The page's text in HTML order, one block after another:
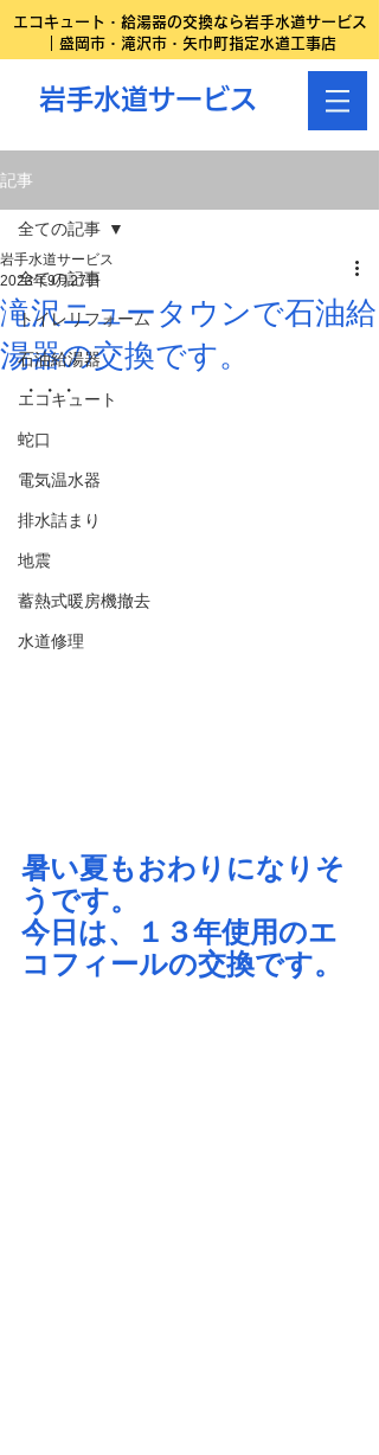
エコキュート・給湯器の交換なら岩手水道サービス
｜盛岡市・滝沢市・矢巾町指定水道工事店
岩手水道サービス
記事
全ての記事
トイレリフォーム
石油給湯器
エコキュート
蛇口
電気温水器
排水詰まり
地震
蓄熱式暖房機撤去
水道修理
全ての記事
滝沢ニュータウンで石油給
湯器の交換です。
岩手水道サービス
2023年9月27日
・・・
暑い夏もおわりになりそ
うです。
今日は、１３年使用のエ
コフィールの交換です。